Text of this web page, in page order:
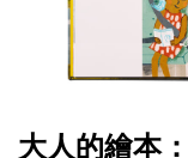
大人的繪本